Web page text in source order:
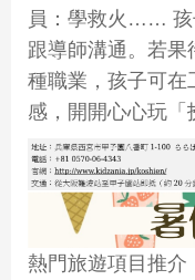
員：學救火…… 孩
跟導師溝通。若果
種職業，孩子可在
感，開開心心玩「
熱門旅遊項目推介